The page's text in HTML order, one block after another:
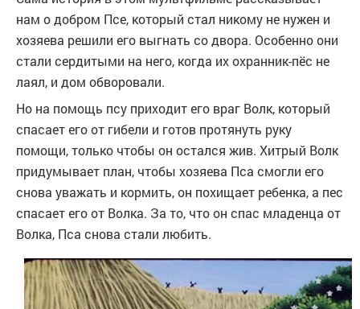
нам о добром Псе, который стал никому не нужен и
хозяева решили его выгнать со двора. Особенно они
стали сердитыми на него, когда их охранник-пёс не
лаял, и дом обворовали.
Но на помощь псу приходит его враг Волк, который
спасает его от гибели и готов протянуть руку
помощи, только чтобы он остался жив. Хитрый Волк
придумывает план, чтобы хозяева Пса смогли его
снова уважать и кормить, он похищает ребенка, а пес
спасает его от Волка. За то, что он спас младенца от
Волка, Пса снова стали любить.